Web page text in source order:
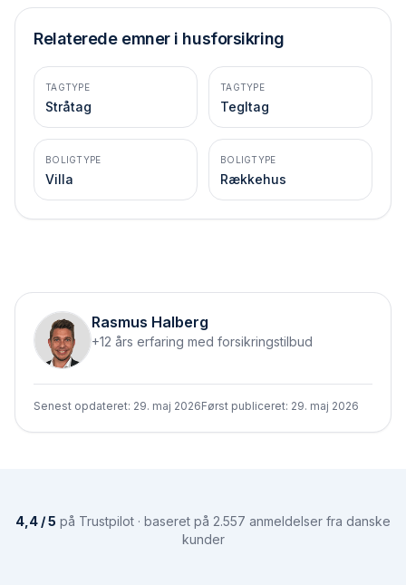
Relaterede emner i husforsikring
TAGTYPE
Stråtag
TAGTYPE
Tegltag
BOLIGTYPE
Villa
BOLIGTYPE
Rækkehus
Rasmus Halberg
+12 års erfaring med forsikringstilbud
Senest opdateret: 29. maj 2026Først publiceret: 29. maj 2026
4,4 / 5 på Trustpilot · baseret på 2.557 anmeldelser fra danske
kunder